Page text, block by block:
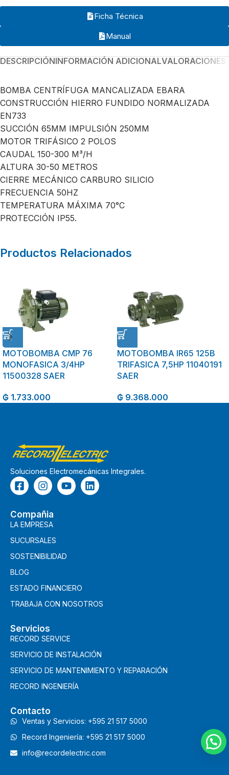
Ficha Técnica
Manual
DESCRIPCIÓNINFORMACIÓN ADICIONAL
BOMBA CENTRÍFUGA MANCALIZADA EBARA
CONSTRUCCIÓN HIERRO FUNDIDO NORMALIZADA
EN733
SUCCIÓN 65MM IMPULSIÓN 250MM
MOTOR TRIFÁSICO 2 POLOS
CAUDAL 150-300 M³/H
ALTURA 30-50 METROS
CIERRE MECÁNICO CARBURO SILICIO
FRECUENCIA 50HZ
TEMPERATURA MÁXIMA 70°C
PROTECCIÓN IP55.
Productos Relacionados
MOTOBOMBA CMP 76
MONOFASICA 3/4HP
11500328 SAER
₲ 1.733.000
MOTOBOMBA IR65 125B
TRIFASICA 7,5HP 11040191
SAER
₲ 9.368.000
Soluciones Electromecánicas Integrales.
Compañia
LA EMPRESA
SUCURSALES
SOSTENIBILIDAD
BLOG
ESTADO FINANCIERO
TRABAJA CON NOSOTROS
Servicios
RECORD SERVICE
SERVICIO DE INSTALACIÓN
SERVICIO DE MANTENIMIENTO Y REPARACIÓN
RECORD INGENIERÍA
Contacto
Ventas y Servicios: +595 21 517 5000
Record Ingeniería: +595 21 517 5000
info@recordelectric.com